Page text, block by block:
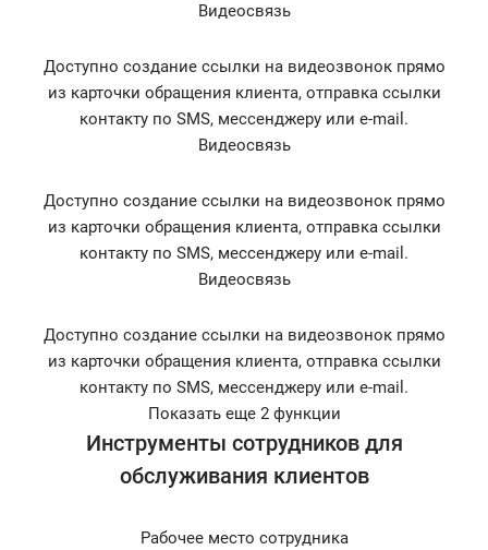
Видеосвязь
Доступно создание ссылки на видеозвонок прямо
из карточки обращения клиента, отправка ссылки
контакту по SMS, мессенджеру или e-mail.
Видеосвязь
Доступно создание ссылки на видеозвонок прямо
из карточки обращения клиента, отправка ссылки
контакту по SMS, мессенджеру или e-mail.
Видеосвязь
Доступно создание ссылки на видеозвонок прямо
из карточки обращения клиента, отправка ссылки
контакту по SMS, мессенджеру или e-mail.
Показать еще 2 функции
Инструменты сотрудников для
обслуживания клиентов
Рабочее место сотрудника